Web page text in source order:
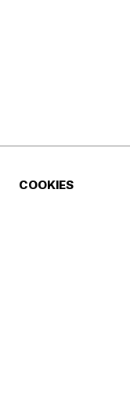
COOKIES